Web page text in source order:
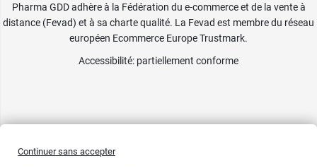
Pharma GDD adhère à la Fédération du e-commerce et de la vente à
distance (Fevad) et à sa charte qualité. La Fevad est membre du réseau
européen Ecommerce Europe Trustmark.
Accessibilité: partiellement conforme
Continuer sans accepter